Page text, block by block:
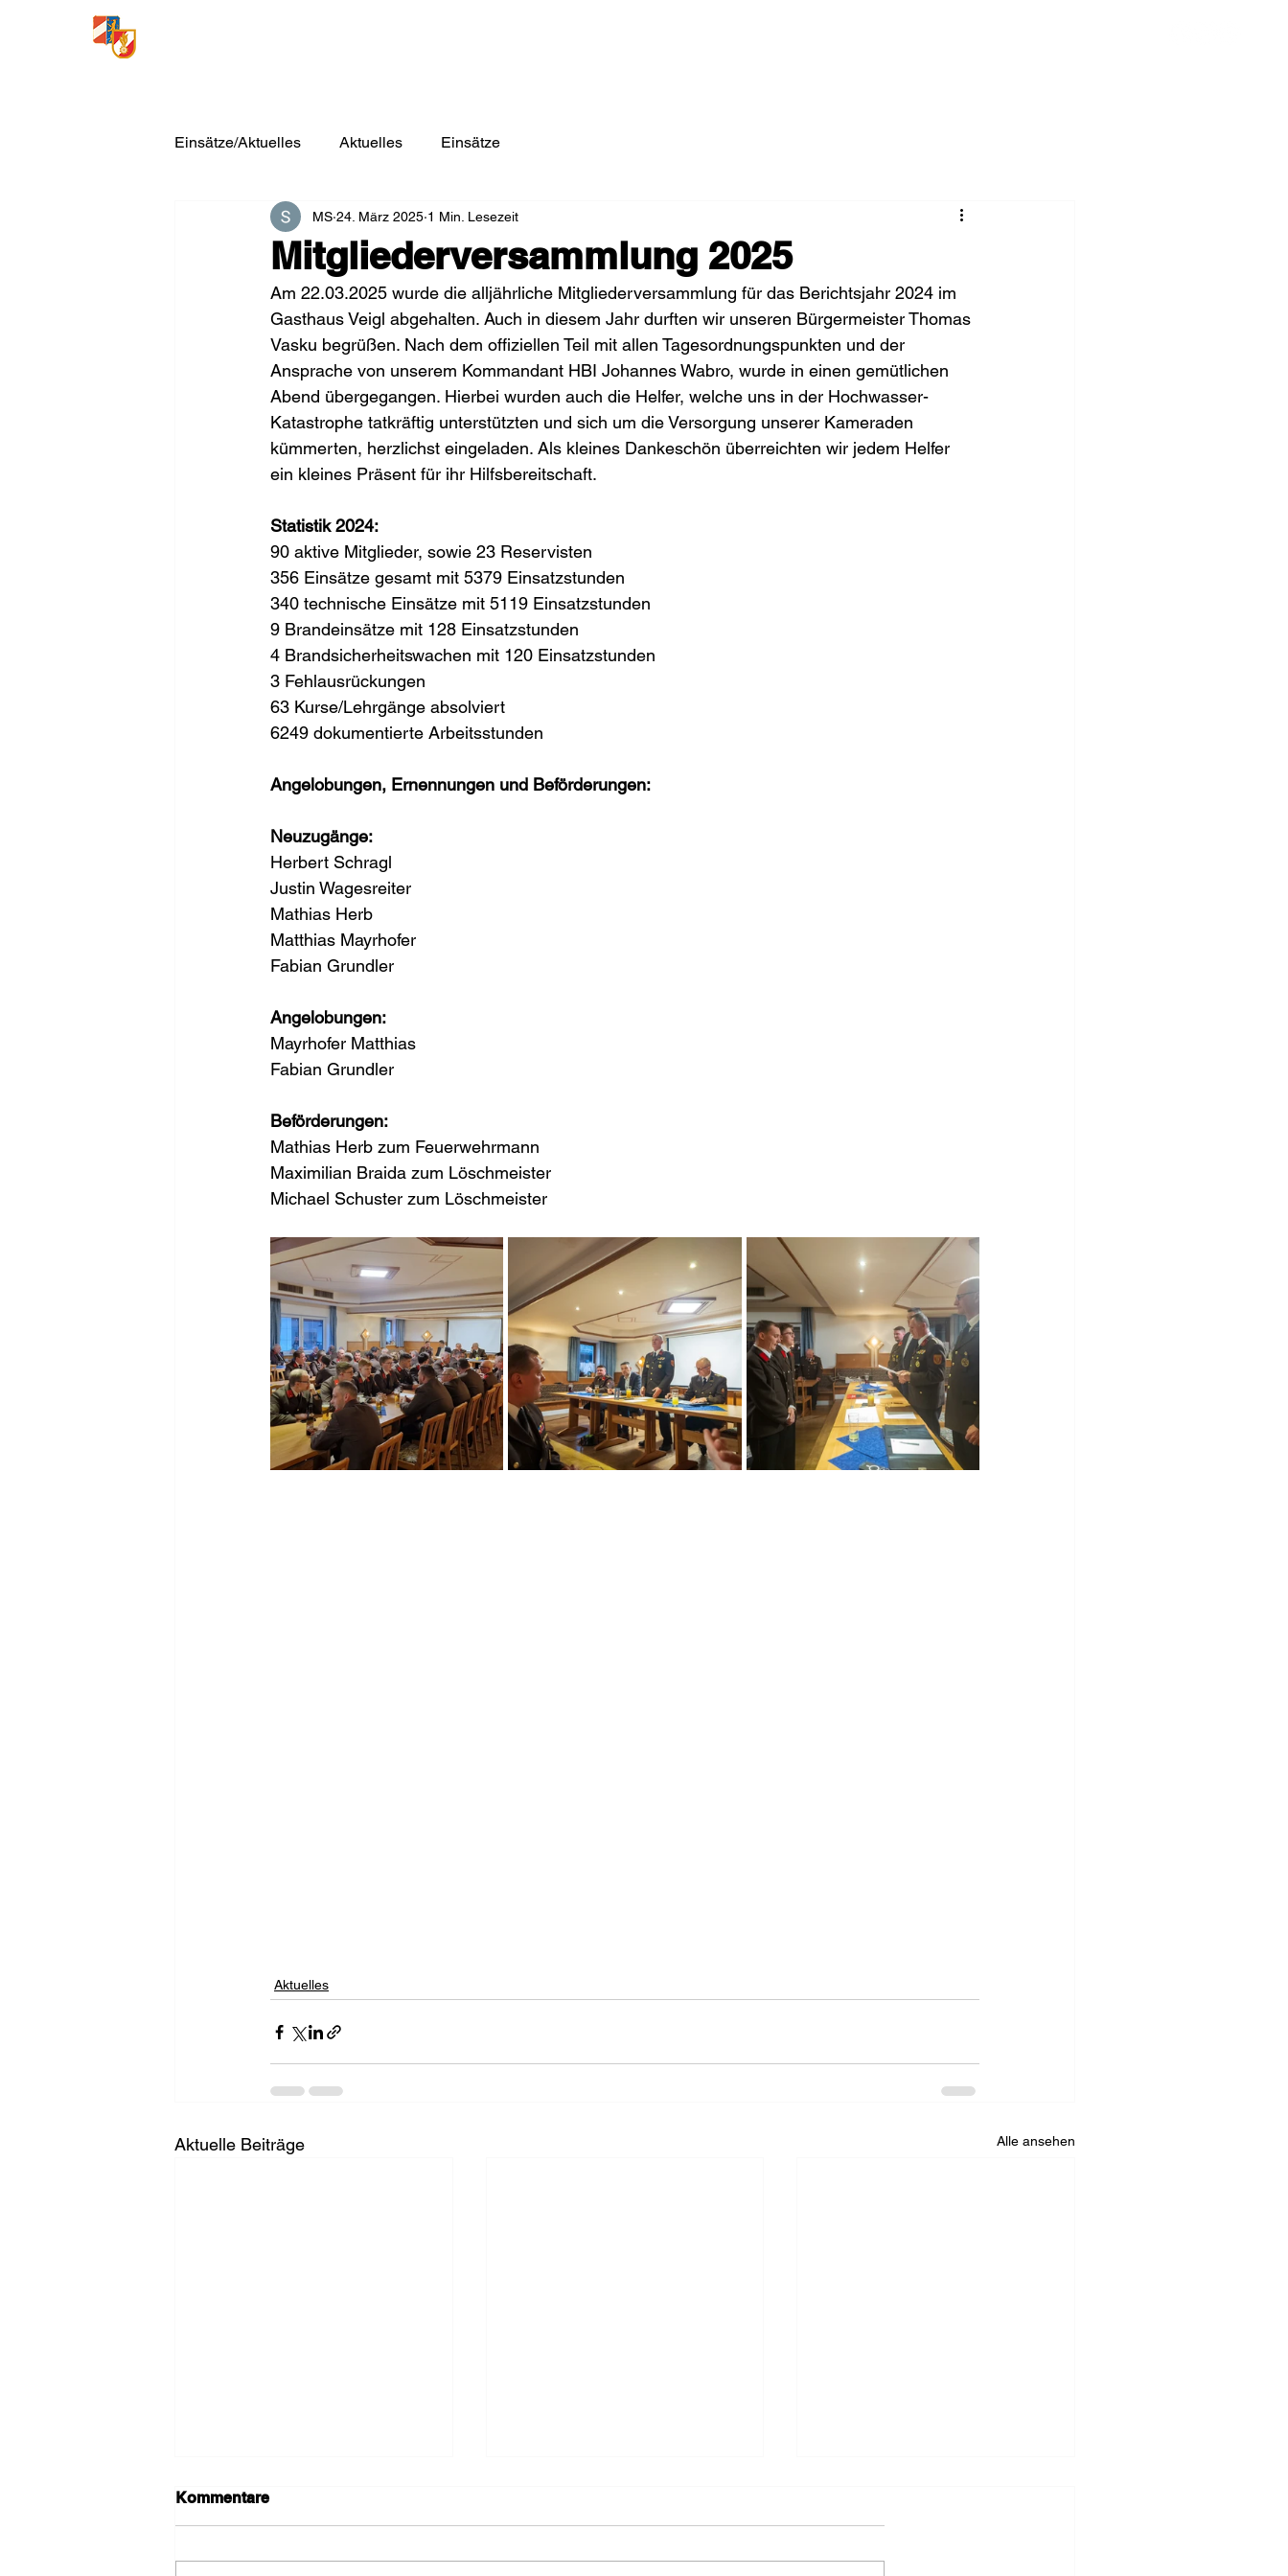
Einsätze/Aktuelles Aktuelles Einsätze
Mitgliederversammlung 2025
MS 24. März 2025 1 Min. Lesezeit
Am 22.03.2025 wurde die alljährliche Mitgliederversammlung für das Berichtsjahr 2024 im
Gasthaus Veigl abgehalten. Auch in diesem Jahr durften wir unseren Bürgermeister Thomas
Vasku begrüßen. Nach dem offiziellen Teil mit allen Tagesordnungspunkten und der
Ansprache von unserem Kommandant HBI Johannes Wabro, wurde in einen gemütlichen
Abend übergegangen. Hierbei wurden auch die Helfer, welche uns in der Hochwasser-
Katastrophe tatkräftig unterstützten und sich um die Versorgung unserer Kameraden
kümmerten, herzlichst eingeladen. Als kleines Dankeschön überreichten wir jedem Helfer
ein kleines Präsent für ihr Hilfsbereitschaft.
Statistik 2024:
90 aktive Mitglieder, sowie 23 Reservisten
356 Einsätze gesamt mit 5379 Einsatzstunden
340 technische Einsätze mit 5119 Einsatzstunden
9 Brandeinsätze mit 128 Einsatzstunden
4 Brandsicherheitswachen mit 120 Einsatzstunden
3 Fehlausrückungen
63 Kurse/Lehrgänge absolviert
6249 dokumentierte Arbeitsstunden
Angelobungen, Ernennungen und Beförderungen:
Neuzugänge:
Herbert Schragl
Justin Wagesreiter
Mathias Herb
Matthias Mayrhofer
Fabian Grundler
Angelobungen:
Mayrhofer Matthias
Fabian Grundler
Beförderungen:
Mathias Herb zum Feuerwehrmann
Maximilian Braida zum Löschmeister
Michael Schuster zum Löschmeister
Aktuelles
Aktuelle Beiträge Alle ansehen
Kommentare